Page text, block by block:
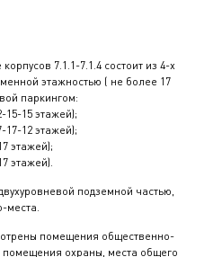
7.1.1-7.1.4 состоит из 4-х
этажностью ( не более 17
паркингом:
15-15 этажей);
17-12 этажей);
этажей);
этажей).
подземной частью,
места.
помещения общественно-
помещения охраны, места общего